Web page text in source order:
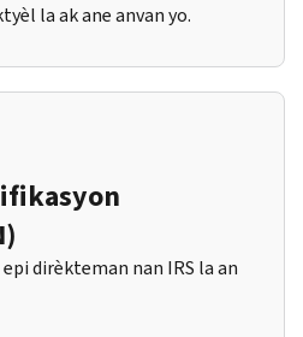
la ak ane anvan yo.
dirèkteman nan IRS la an